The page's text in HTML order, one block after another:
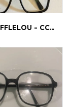
ALAIN AFFLELOU - CC303SUEC - CC303SUEC